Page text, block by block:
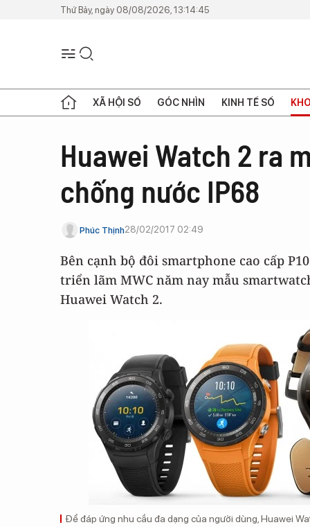
Thứ Bảy, ngày 08/08/2026, 13:14:45
XÃ HỘI SỐ GÓC NHÌN KINH TẾ SỐ
Huawei Watch 2 ra
chống nước IP68
Phúc Thịnh28/02/2017 02:49
Bên cạnh bộ đôi smartphone cao cấp
triển lãm MWC năm nay mẫu
Huawei Watch 2.
Để đáp ứng nhu cầu đa dạng của người dùng, Huawei